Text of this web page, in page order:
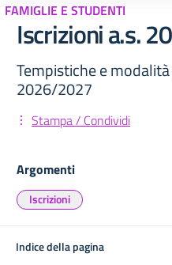
FAMIGLIE E STUDENTI
Iscrizioni a.s.
Tempistiche e
2026/2027
Stampa / Condividi
Argomenti
Iscrizioni
Indice della pagina